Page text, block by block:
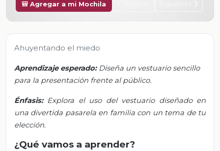
🎒 Agregar a mi Mochila
Ahuyentando el miedo
Aprendizaje esperado: Diseña un vestuario sencillo
para la presentación frente al público.
Énfasis: Explora el uso del vestuario diseñado en
una divertida pasarela en familia con un tema de tu
elección.
¿Qué vamos a aprender?